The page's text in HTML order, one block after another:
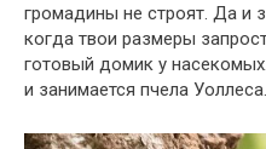
громадины не строят. Да и
когда твои размеры
готовый домик у
и занимается пчела Уоллеса.